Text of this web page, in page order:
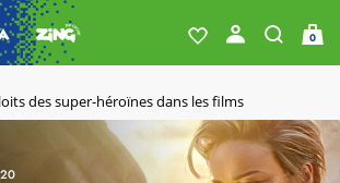
0
des super-héroïnes dans les films